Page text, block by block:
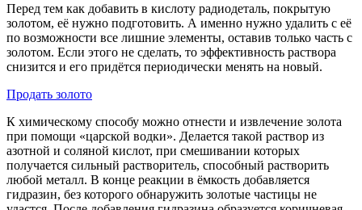
Перед тем как добавить в кислоту радиодеталь, покрытую
золотом, её нужно подготовить. А именно нужно удалить с её
по возможности все лишние элементы, оставив только часть с
золотом. Если этого не сделать, то эффективность раствора
снизится и его придётся периодически менять на новый.
Продать золото
К химическому способу можно отнести и извлечение золота
при помощи «царской водки». Делается такой раствор из
азотной и соляной кислот, при смешивании которых
получается сильный растворитель, способный растворить
любой металл. В конце реакции в ёмкость добавляется
гидразин, без которого обнаружить золотые частицы не